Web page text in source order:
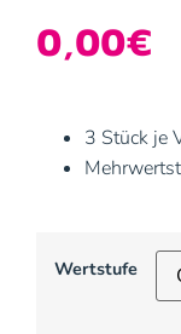
0,00€
3 Stück je
Wertstufe